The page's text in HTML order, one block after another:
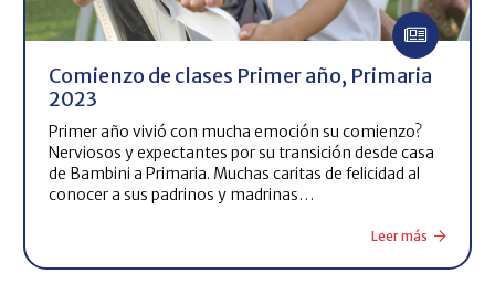
Comienzo de clases Primer año, Primaria
2023
Primer año vivió con mucha emoción su comienzo?
Nerviosos y expectantes por su transición desde casa
de Bambini a Primaria. Muchas caritas de felicidad al
conocer a sus padrinos y madrinas…
Leer más